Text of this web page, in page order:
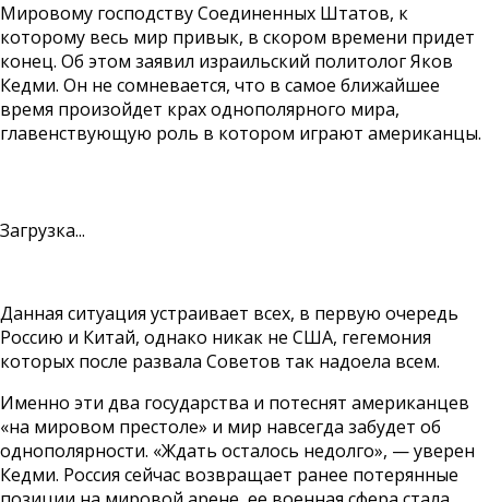
Мировому господству Соединенных Штатов, к
которому весь мир привык, в скором времени придет
конец. Об этом заявил израильский политолог Яков
Кедми. Он не сомневается, что в самое ближайшее
время произойдет крах однополярного мира,
главенствующую роль в котором играют американцы.
Загрузка...
Данная ситуация устраивает всех, в первую очередь
Россию и Китай, однако никак не США, гегемония
которых после развала Советов так надоела всем.
Именно эти два государства и потеснят американцев
«на мировом престоле» и мир навсегда забудет об
однополярности. «Ждать осталось недолго», — уверен
Кедми. Россия сейчас возвращает ранее потерянные